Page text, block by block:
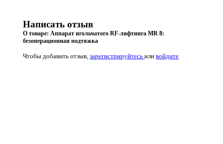
Написать отзыв
О товаре: Аппарат игольчатого RF-лифтинга MR 8:
безоперационная подтяжка
Чтобы добавить отзыв,зарегистрируйтесьиливойдите